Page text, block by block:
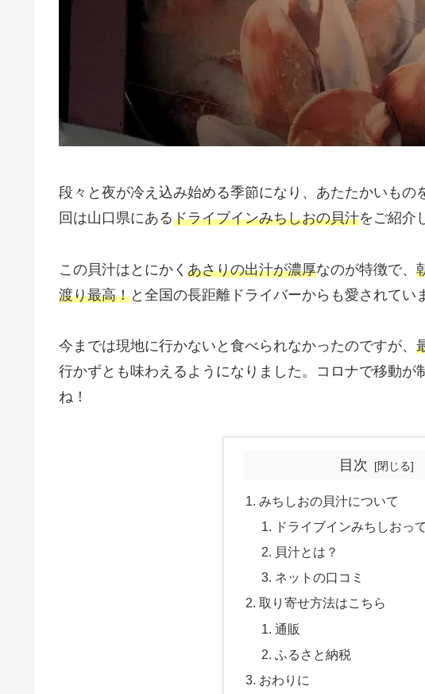
段々と夜が冷え込み始める季節になり、あたたかいもの
回は山口県にあるドライブインみちしおの貝汁をご紹介
この貝汁はとにかく あさりの出汁が濃厚なのが特徴で、
渡り最高！と全国の長距離ドライバーからも愛されてい
今までは現地に行かないと食べられなかったのですが、
行かずとも味わえるようになりました。コロナで移動が
ね！
目次
みちしおの貝汁について
ドライブインみちしおっ
貝汁とは？
ネットの口コミ
取り寄せ方法はこちら
通販
ふるさと納税
おわりに